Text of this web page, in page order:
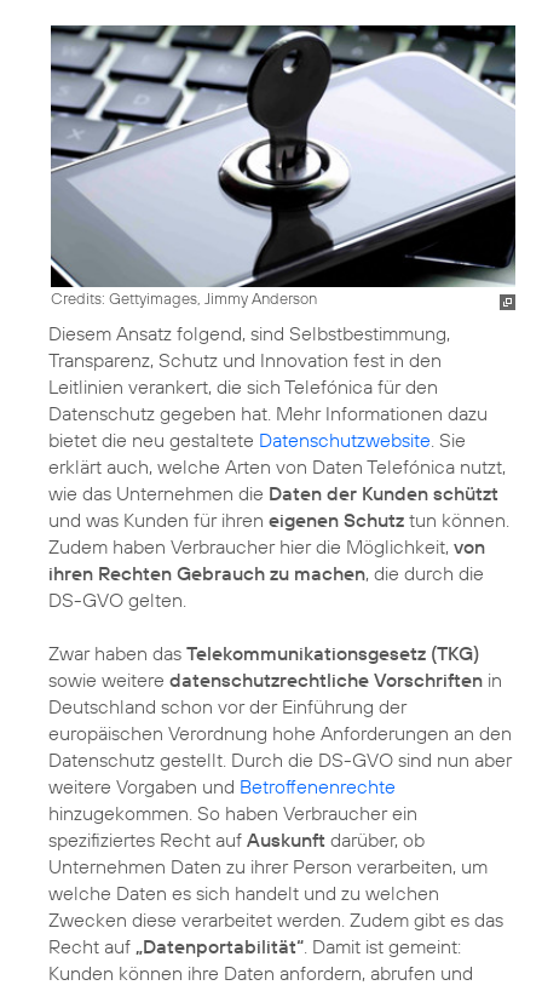
Credits: Gettyimages, Jimmy Anderson
Diesem Ansatz folgend, sind Selbstbestimmung,
Transparenz, Schutz und Innovation fest in den
Leitlinien verankert, die sich Telefónica für den
Datenschutz gegeben hat. Mehr Informationen dazu
bietet die neu gestaltete Datenschutzwebsite. Sie
erklärt auch, welche Arten von Daten Telefónica nutzt,
wie das Unternehmen die Daten der Kunden schützt
und was Kunden für ihren eigenen Schutz tun können.
Zudem haben Verbraucher hier die Möglichkeit, von
ihren Rechten Gebrauch zu machen, die durch die
DS-GVO gelten.
Zwar haben das Telekommunikationsgesetz (TKG)
sowie weitere datenschutzrechtliche Vorschriften in
Deutschland schon vor der Einführung der
europäischen Verordnung hohe Anforderungen an den
Datenschutz gestellt. Durch die DS-GVO sind nun aber
weitere Vorgaben und Betroffenenrechte
hinzugekommen. So haben Verbraucher ein
spezifiziertes Recht auf Auskunft darüber, ob
Unternehmen Daten zu ihrer Person verarbeiten, um
welche Daten es sich handelt und zu welchen
Zwecken diese verarbeitet werden. Zudem gibt es das
Recht auf „Datenportabilität“. Damit ist gemeint:
Kunden können ihre Daten anfordern, abrufen und